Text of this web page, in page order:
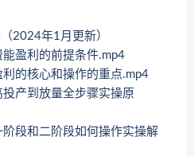
2024年1月更新）
能盈利的前提条件.mp4
的核心和操作的重点.mp4
产到放量全步骤实操原
阶段和二阶段如何操作实操解